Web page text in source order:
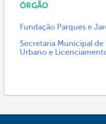
ÓRGÃO
Fundação Parques e
Secretaria Municipal
Urbano e